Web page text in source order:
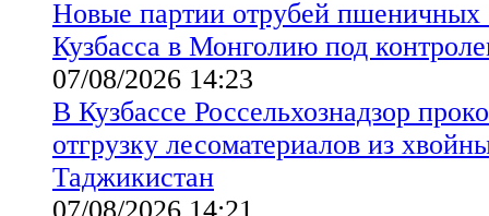
Новые партии отрубей пшеничных
Кузбасса в Монголию под
07/08/2026 14:23
В Кузбассе Россельхознадзор
отгрузку лесоматериалов из
Таджикистан